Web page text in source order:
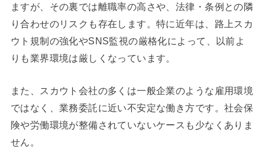
ますが、その裏では離職率の高さや、法律・条例との隣
り合わせのリスクも存在します。特に近年は、路上スカ
ウト規制の強化やSNS監視の厳格化によって、以前よ
りも業界環境は厳しくなっています。
また、スカウト会社の多くは一般企業のような雇用環境
ではなく、業務委託に近い不安定な働き方です。社会保
険や労働環境が整備されていないケースも少なくありま
せん。